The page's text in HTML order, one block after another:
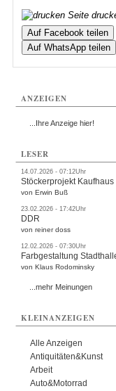
Seite
Auf Facebook teilen
Auf WhatsApp teilen
ANZEIGEN
...Ihre Anzeige hier!
LESER
14.07.2026 - 07:12Uhr
Stöckerprojekt Kaufhaus
von Erwin Buß
23.02.2026 - 17:42Uhr
DDR
von reiner doss
12.02.2026 - 07:30Uhr
Farbgestaltung
von Klaus Rodominsky
...mehr Meinungen
KLEINANZEIGEN
Alle Anzeigen
Antiquitäten&Kunst
Arbeit
Auto&Motorrad